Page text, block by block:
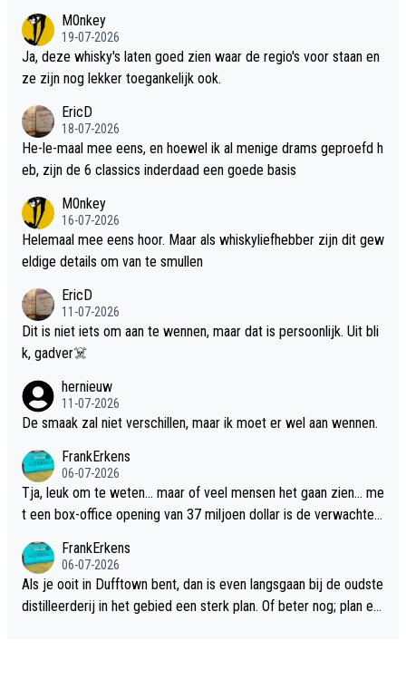
M0nkey
19-07-2026
Ja, deze whisky's laten goed zien waar de regio's voor staan en
ze zijn nog lekker toegankelijk ook.
EricD
18-07-2026
He-le-maal mee eens, en hoewel ik al menige drams geproefd h
eb, zijn de 6 classics inderdaad een goede basis
M0nkey
16-07-2026
Helemaal mee eens hoor. Maar als whiskyliefhebber zijn dit gew
eldige details om van te smullen
EricD
11-07-2026
Dit is niet iets om aan te wennen, maar dat is persoonlijk. Uit bli
k, gadver☠️
hernieuw
11-07-2026
De smaak zal niet verschillen, maar ik moet er wel aan wennen.
FrankErkens
06-07-2026
Tja, leuk om te weten... maar of veel mensen het gaan zien... me
t een box-office opening van 37 miljoen dollar is de verwachte
FrankErkens
06-07-2026
Als je ooit in Dufftown bent, dan is even langsgaan bij de oudste
distilleerderij in het gebied een sterk plan. Of beter nog; plan ee